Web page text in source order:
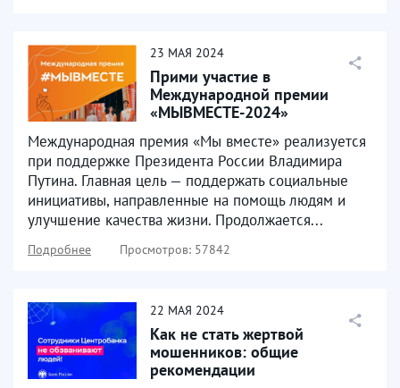
23 МАЯ 2024
Прими участие в
Международной премии
«МЫВМЕСТЕ-2024»
Международная премия «Мы вместе» реализуется
при поддержке Президента России Владимира
Путина. Главная цель — поддержать социальные
инициативы, направленные на помощь людям и
улучшение качества жизни. Продолжается...
Подробнее Просмотров: 57842
22 МАЯ 2024
Как не стать жертвой
мошенников: общие
рекомендации